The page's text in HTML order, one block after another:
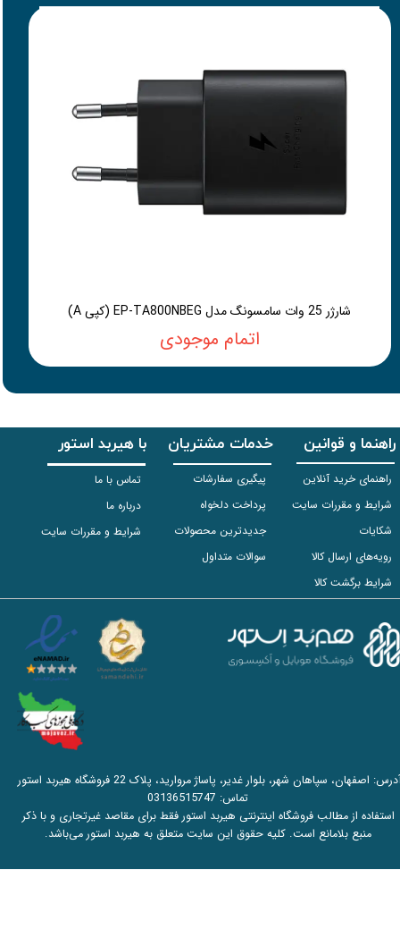
شارژر 25 وات سامسونگ مدل EP-TA800NBEG (کپی A)
اتمام موجودی
راهنما و قوانین
راهنمای خرید آنلاین
شرایط و مقررات سایت
شکایات
رویه‌های ارسال کالا
شرایط برگشت کالا
خدمات مشتریان
پیگیری سفارشات
پرداخت دلخواه
جدیدترین محصولات
سوالات متداول
با هیربد استور
تماس با ما
درباره ما
شرایط و مقررات سایت
آدرس: اصفهان، سپاهان شهر، بلوار غدیر، پاساژ مروارید، پلاک 22 فروشگاه هیربد استور
تماس: 03136515747
استفاده از مطالب فروشگاه اینترنتی هیربد استور فقط برای مقاصد غیرتجاری و با ذکر
منبع بلامانع است. کلیه حقوق این سایت متعلق به هیربد استور می‌باشد.​​​​​​​